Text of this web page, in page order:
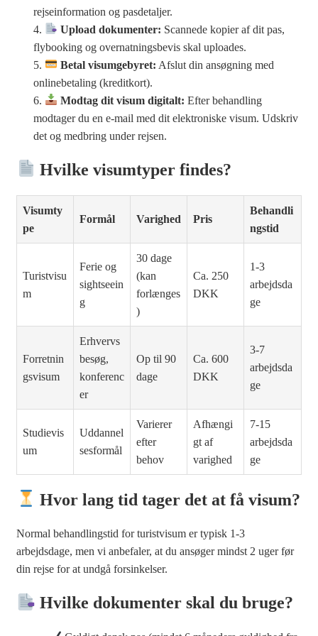
rejseinformation og pasdetaljer.
Upload dokumenter: Scannede kopier af dit pas,
flybooking og overnatningsbevis skal uploades.
Betal visumgebyret: Afslut din ansøgning med
onlinebetaling (kreditkort).
Modtag dit visum digitalt: Efter behandling
modtager du en e-mail med dit elektroniske visum. Udskriv
det og medbring under rejsen.
Hvilke visumtyper findes?
Visumty
pe
Formål Varighed Pris
Behandli
ngstid
Turistvisu
m
Ferie og
sightseein
g
30 dage
(kan
forlænges
)
Ca. 250
DKK
1-3
arbejdsda
ge
Forretnin
gsvisum
Erhvervs
besøg,
konferenc
er
Op til 90
dage
Ca. 600
DKK
3-7
arbejdsda
ge
Studievis
um
Uddannel
sesformål
Varierer
efter
behov
Afhængi
gt af
varighed
7-15
arbejdsda
ge
Hvor lang tid tager det at få visum?
Normal behandlingstid for turistvisum er typisk 1-3
arbejdsdage, men vi anbefaler, at du ansøger mindst 2 uger før
din rejse for at undgå forsinkelser.
Hvilke dokumenter skal du bruge?